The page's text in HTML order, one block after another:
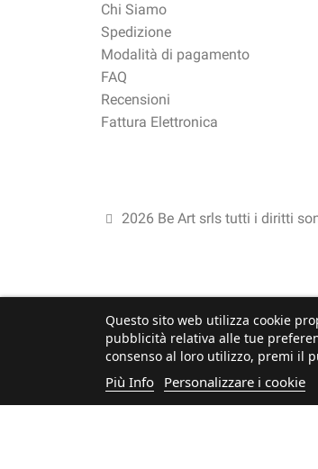
Chi Siamo
Spedizione
Modalità di pagamento
FAQ
Recensioni
Fattura Elettronica
2026 Be Art srls tutti i diritti
Questo sito web utilizza cookie
pubblicità relativa alle tue
consenso al loro utilizzo, premi il
Più Info Personalizzare i cookie